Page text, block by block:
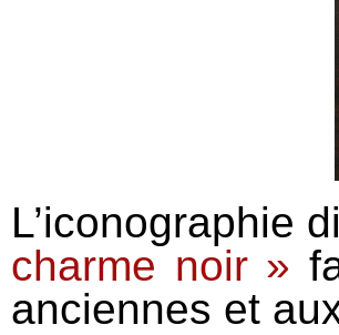
L’iconographie
charme noir »
anciennes et